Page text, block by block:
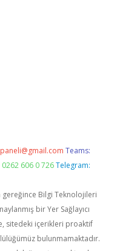
Teams:
606 0 726 Telegram:
gereğince Bilgi Teknolojileri
bir Yer Sağlayıcı
sitedeki içerikleri proaktif
bulunmamaktadır.